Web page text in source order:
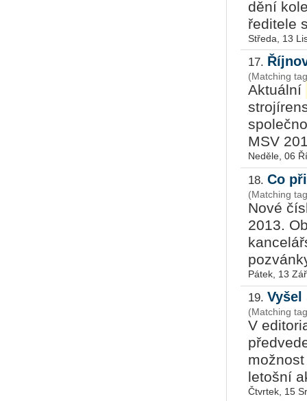
dění
ředitele
Středa, 13
17.
(Matching
Aktuální
MSV
Neděle, 06
18. Co
(Matching
Nové
2013.
Pátek, 13
19. Vyšel
(Matching
V
letošní
Čtvrtek, 15